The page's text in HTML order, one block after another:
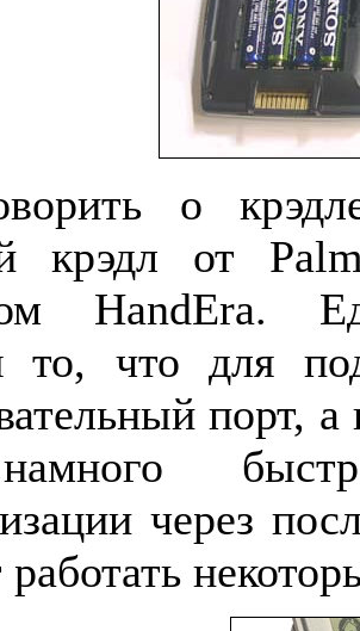
о
крэдл от
HandEra.
то, что для
порт,
через
работать